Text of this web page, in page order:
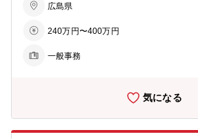
対応 ■被験者（患者様）来院時のサポート・
了後の検体提出（検査室への検体運び・発送
（患者様）来院後の後処理 ・カルテ情報の確
パソコンを使用しての事務作業がございます
広島県
240万円〜400万円
一般事務
気になる